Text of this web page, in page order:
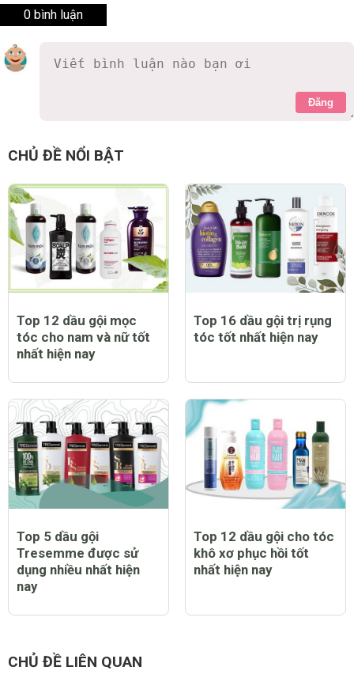
0 bình luận
Đăng
CHỦ ĐỀ NỔI BẬT
Top 12 dầu gội mọc
tóc cho nam và nữ tốt
nhất hiện nay
Top 16 dầu gội trị rụng
tóc tốt nhất hiện nay
Top 5 dầu gội
Tresemme được sử
dụng nhiều nhất hiện
nay
Top 12 dầu gội cho tóc
khô xơ phục hồi tốt
nhất hiện nay
CHỦ ĐỀ LIÊN QUAN